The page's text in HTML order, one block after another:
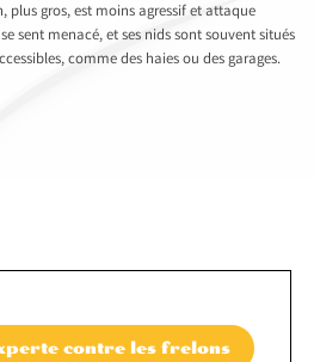
plus gros, est moins agressif et attaque
sent menacé, et ses nids sont souvent situés
comme des haies ou des garages.
contre les frelons